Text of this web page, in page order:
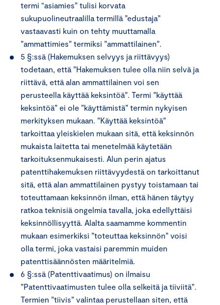
termi “asiamies” tulisi korvata
sukupuolineutraalilla termillä ”edustaja”
vastaavasti kuin on tehty muuttamalla
”ammattimies” termiksi ”ammattilainen”.
5 §:ssä (Hakemuksen selvyys ja riittävyys)
todetaan, että ”Hakemuksen tulee olla niin selvä ja
riittävä, että alan ammattilainen voi sen
perusteella käyttää keksintöä”. Termi ”käyttää
keksintöä” ei ole ”käyttämistä” termin nykyisen
merkityksen mukaan. ”Käyttää keksintöä”
tarkoittaa yleiskielen mukaan sitä, että keksinnön
mukaista laitetta tai menetelmää käytetään
tarkoituksenmukaisesti. Alun perin ajatus
patenttihakemuksen riittävyydestä on tarkoittanut
sitä, että alan ammattilainen pystyy toistamaan tai
toteuttamaan keksinnön ilman, että hänen täytyy
ratkoa teknisiä ongelmia tavalla, joka edellyttäisi
keksinnöllisyyttä. Alalta saamamme kommentin
mukaan esimerkiksi ”toteuttaa keksinnön” voisi
olla termi, joka vastaisi paremmin muiden
patenttisäännösten määritelmiä.
6 §:ssä (Patenttivaatimus) on ilmaisu
”Patenttivaatimusten tulee olla selkeitä ja tiiviitä”.
Termien ”tiivis” valintaa perustellaan siten, että